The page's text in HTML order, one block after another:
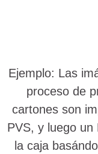
Ejemplo: Las
proceso de
cartones son
PVS, y luego un
la caja